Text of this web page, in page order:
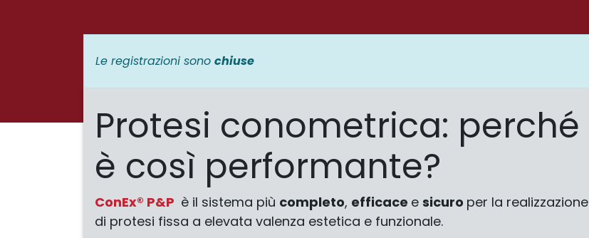
Le registrazioni sono chiuse
Protesi conometrica: perché
è così performante?
ConEx® P&P è il sistema più completo, efficace e sicuro per la realizzazione
di protesi fissa a elevata valenza estetica e funzionale.